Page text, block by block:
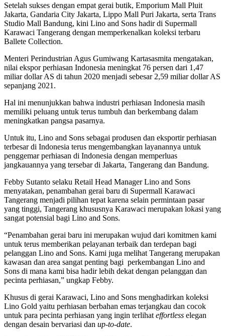
Setelah sukses dengan empat gerai butik, Emporium Mall Pluit
Jakarta, Gandaria City Jakarta, Lippo Mall Puri Jakarta, serta Trans
Studio Mall Bandung, kini Lino and Sons hadir di Supermall
Karawaci Tangerang dengan memperkenalkan koleksi terbaru
Ballete Collection.
Menteri Perindustrian Agus Gumiwang Kartasasmita mengatakan,
nilai ekspor perhiasan Indonesia meningkat 76 persen dari 1,47
miliar dollar AS di tahun 2020 menjadi sebesar 2,59 miliar dollar AS
sepanjang 2021.
Hal ini menunjukkan bahwa industri perhiasan Indonesia masih
memiliki peluang untuk terus tumbuh dan berkembang dalam
meningkatkan pangsa pasarnya.
Untuk itu, Lino and Sons sebagai produsen dan eksportir perhiasan
terbesar di Indonesia terus mengembangkan layanannya untuk
penggemar perhiasan di Indonesia dengan memperluas
jangkauannya yang tersebar di Jakarta, Tangerang dan Bandung.
Febby Sutanto selaku Retail Head Manager Lino and Sons
menyatakan, penambahan gerai baru di Supermall Karawaci
Tangerang menjadi pilihan tepat karena selain permintaan pasar
yang tinggi, Tangerang khususnya Karawaci merupakan lokasi yang
sangat potensial bagi Lino and Sons.
“Penambahan gerai baru ini merupakan wujud dari komitmen kami
untuk terus memberikan pelayanan terbaik dan terdepan bagi
pelanggan Lino and Sons. Kami juga melihat Tangerang merupakan
kawasan dan area sangat penting bagi perkembangan Lino and
Sons di mana kami bisa hadir lebih dekat dengan pelanggan dan
pecinta perhiasan,” ungkap Febby.
Khusus di gerai Karawaci, Lino and Sons menghadirkan koleksi
Lino Gold yaitu perhiasan berbahan emas terjangkau dan cocok
untuk para pecinta perhiasan yang ingin terlihat effortless elegan
dengan desain bervariasi dan up-to-date.